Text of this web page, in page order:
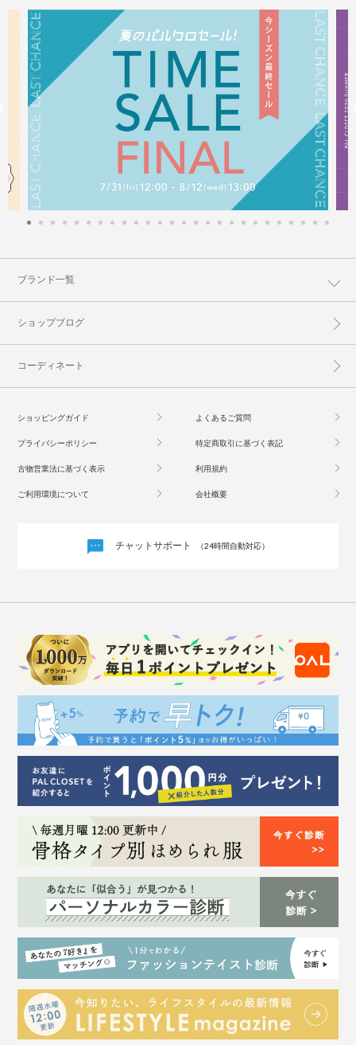
ブランド一覧
ショップブログ
コーディネート
ショッピングガイド よくあるご質問
プライバシーポリシー 特定商取引に基づく表記
古物営業法に基づく表示 利用規約
ご利用環境について 会社概要
チャットサポート （24時間自動対応）